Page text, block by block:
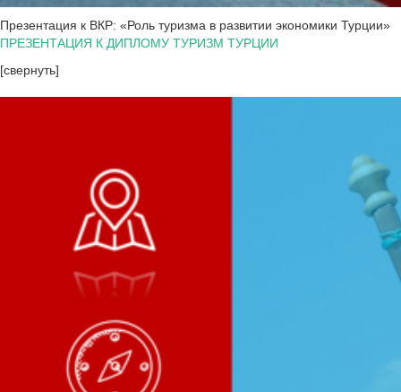
Презентация к ВКР: «Роль туризма в развитии экономики Турции»
ПРЕЗЕНТАЦИЯ К ДИПЛОМУ ТУРИЗМ ТУРЦИИ
[свернуть]